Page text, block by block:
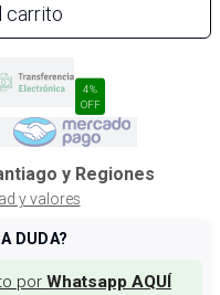
carrito
4%
OFF
y Regiones
y valores
DUDA?
por Whatsapp AQUÍ